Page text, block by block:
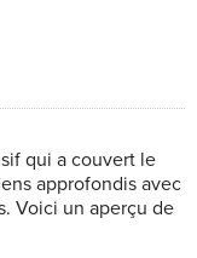
qui a couvert le
approfondis avec
Voici un aperçu de